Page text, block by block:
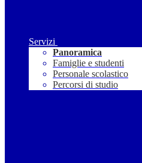
Servizi
Panoramica
Famiglie e studenti
Personale scolastico
Percorsi di studio